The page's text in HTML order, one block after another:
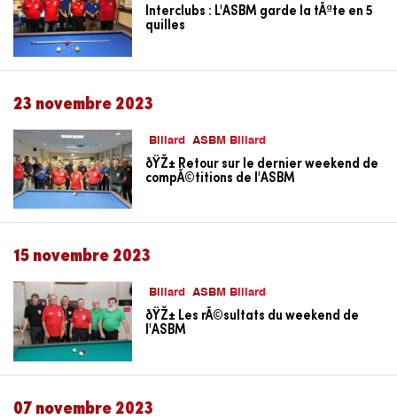
Interclubs : L'ASBM garde la tÃªte en 5
quilles
23 novembre 2023
Billard ASBM Billard
ðŸŽ± Retour sur le dernier weekend de
compÃ©titions de l'ASBM
15 novembre 2023
Billard ASBM Billard
ðŸŽ± Les rÃ©sultats du weekend de
l'ASBM
07 novembre 2023